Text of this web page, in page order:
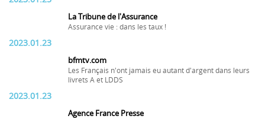
La Tribune de l'Assurance
Assurance vie : dans les taux !
2023.01.23
bfmtv.com
Les Français n'ont jamais eu autant d'argent dans leurs
livrets A et LDDS
2023.01.23
Agence France Presse